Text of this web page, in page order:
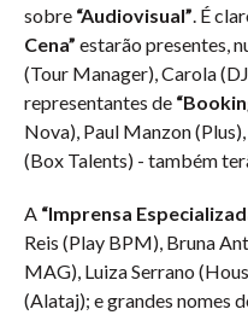
sobre “Audiovisual” . É
Cena” estarão presentes,
(Tour Manager), Carola
representantes de
Nova), Paul Manzon
(Box Talents) - também
A “Imprensa
Reis (Play BPM), Bruna
MAG), Luiza Serrano
(Alataj); e grandes nomes